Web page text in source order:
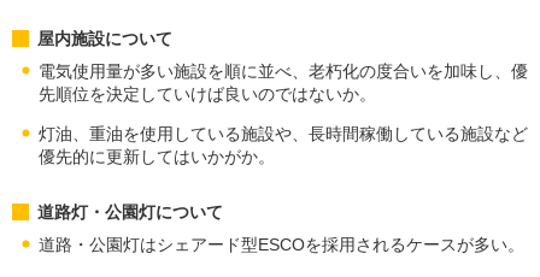
屋内施設について
電気使用量が多い施設を順に並べ、老朽化の度合いを加味し、優
先順位を決定していけば良いのではないか。
灯油、重油を使用している施設や、長時間稼働している施設など
優先的に更新してはいかがか。
道路灯・公園灯について
道路・公園灯はシェアード型ESCOを採用されるケースが多い。